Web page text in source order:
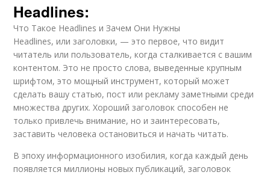
Headlines:
Что Такое Headlines и Зачем Они Нужны
Headlines, или заголовки, — это первое, что видит
читатель или пользователь, когда сталкивается с вашим
контентом. Это не просто слова, выведенные крупным
шрифтом, это мощный инструмент, который может
сделать вашу статью, пост или рекламу заметными среди
множества других. Хороший заголовок способен не
только привлечь внимание, но и заинтересовать,
заставить человека остановиться и начать читать.
В эпоху информационного изобилия, когда каждый день
появляется миллионы новых публикаций, заголовок